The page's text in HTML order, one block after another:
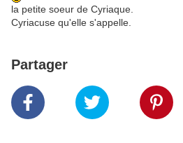
la petite soeur de Cyriaque.
Cyriacuse qu'elle s'appelle.
Partager